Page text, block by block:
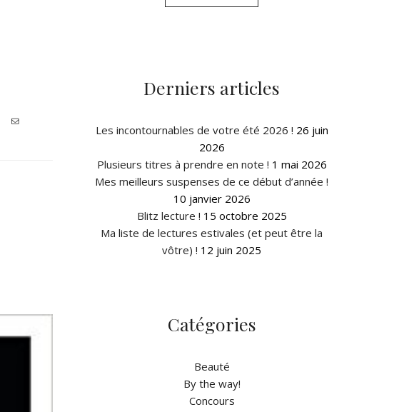
Derniers articles
Les incontournables de votre été 2026 ! 26 juin
2026
Plusieurs titres à prendre en note ! 1 mai 2026
Mes meilleurs suspenses de ce début d’année !
10 janvier 2026
Blitz lecture ! 15 octobre 2025
Ma liste de lectures estivales (et peut être la
vôtre) ! 12 juin 2025
Catégories
Beauté
By the way!
Concours